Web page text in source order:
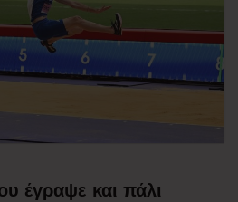
έγραψε και πάλι